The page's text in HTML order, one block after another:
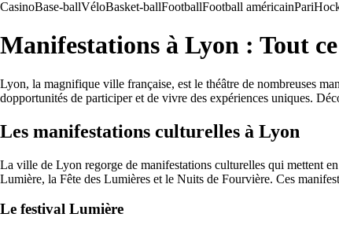
CasinoBase-ballVéloBasket-ballFootballFootball américainPari
Manifestations à Lyon : Tout
Lyon, la magnifique ville française, est le théâtre de nombreuses
dopportunités de participer et de vivre des expériences uniques.
Les manifestations culturelles à Lyon
La ville de Lyon regorge de manifestations culturelles qui mettent
Lumière, la Fête des Lumières et le Nuits de Fourvière. Ces
Le festival Lumière